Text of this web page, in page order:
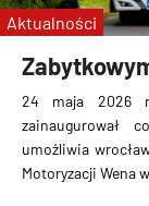
24 maja 2026
zainaugurował
umożliwia
Motoryzacji Wena
Aktualności